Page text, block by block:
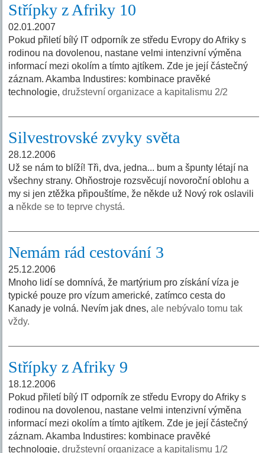
Střípky z Afriky 10
02.01.2007
Pokud přiletí bílý IT odporník ze středu Evropy do Afriky s
rodinou na dovolenou, nastane velmi intenzivní výměna
informací mezi okolím a tímto ajtíkem. Zde je její částečný
záznam. Akamba Industires: kombinace pravěké
technologie,družstevní organizace a kapitalismu 2/2
Silvestrovské zvyky světa
28.12.2006
Už se nám to blíží! Tři, dva, jedna... bum a špunty létají na
všechny strany. Ohňostroje rozsvěcují novoroční oblohu a
my si jen ztěžka připouštíme, že někde už Nový rok oslavili
a někde se to teprve chystá.
Nemám rád cestování 3
25.12.2006
Mnoho lidí se domnívá, že martýrium pro získání víza je
typické pouze pro vízum americké, zatímco cesta do
Kanady je volná. Nevím jak dnes,ale nebývalo tomu tak
vždy.
Střípky z Afriky 9
18.12.2006
Pokud přiletí bílý IT odporník ze středu Evropy do Afriky s
rodinou na dovolenou, nastane velmi intenzivní výměna
informací mezi okolím a tímto ajtíkem. Zde je její částečný
záznam. Akamba Industires: kombinace pravěké
technologie,družstevní organizace a kapitalismu 1/2